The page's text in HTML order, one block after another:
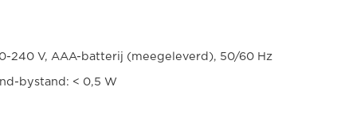
240 V, AAA-batterij (meegeleverd), 50/60 Hz
bystand: < 0,5 W